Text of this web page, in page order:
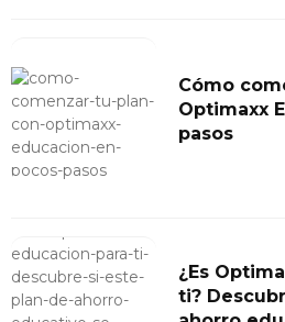
Cómo
Optimaxx
pasos
¿Es
ti?